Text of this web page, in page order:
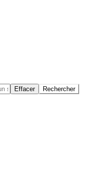
Effacer Rechercher